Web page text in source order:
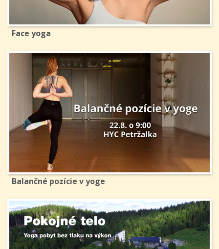
Face yoga
Balančné pozície v yoge